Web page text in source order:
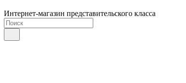
Интернет-магазин представительского класса